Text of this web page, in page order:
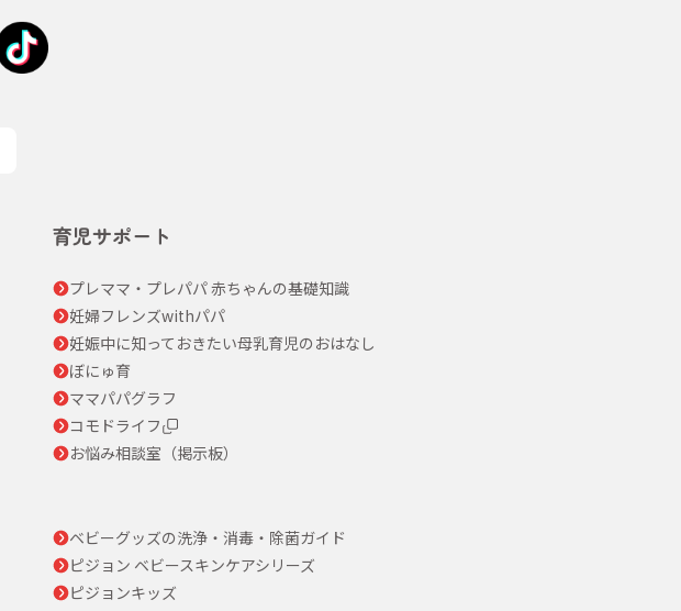
育児サポート
プレママ・プレパパ 赤ちゃんの基礎知識
妊婦フレンズwithパパ
妊娠中に知っておきたい母乳育児のおはなし
ぼにゅ育
ママパパグラフ
コモドライフ
お悩み相談室（掲示板）
ベビーグッズの洗浄・消毒・除菌ガイド
ピジョン ベビースキンケアシリーズ
ピジョンキッズ